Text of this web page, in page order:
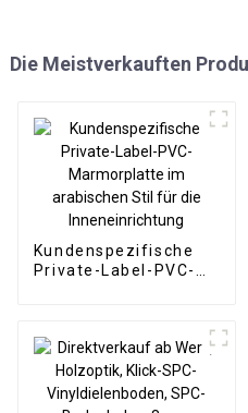
Die Meistverkauften
Kundenspezifische
Private-Label-PVC-